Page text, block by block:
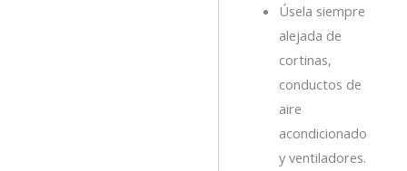
Úsela siempre
alejada de
cortinas,
conductos de
aire
acondicionado
y ventiladores.